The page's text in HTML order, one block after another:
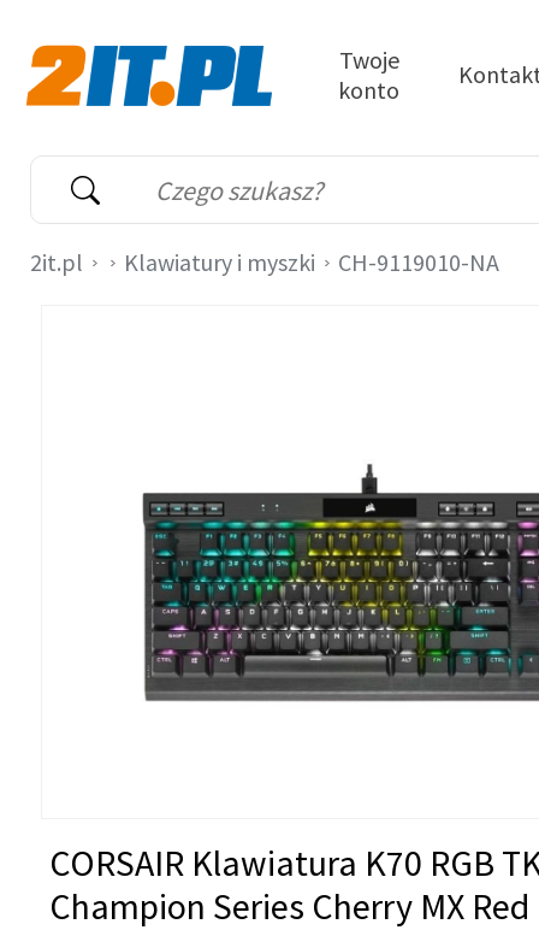
Wyszukiwarka
Słowo kluczowe
Twoje
konto
2it.pl Klawiatury i myszki CH-9119010-NA
CORSAIR Klawiatura K70 RGB
Champion Series Cherry MX Red